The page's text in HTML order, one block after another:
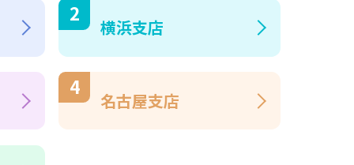
横浜支店
名古屋支店